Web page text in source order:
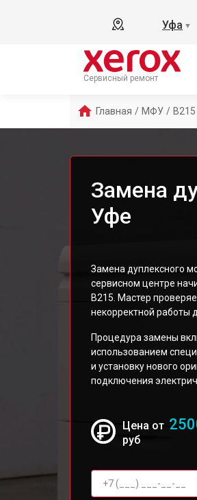
Уфа ▼
Сервисный ремонт
Главная / МФУ / B215
Замена
Уфе
Замена дуплексного
сервисном центре
B215. Мастер
некорректной работы
Процедура замены
использованием
и установку нового
подключения
Цена от
руб